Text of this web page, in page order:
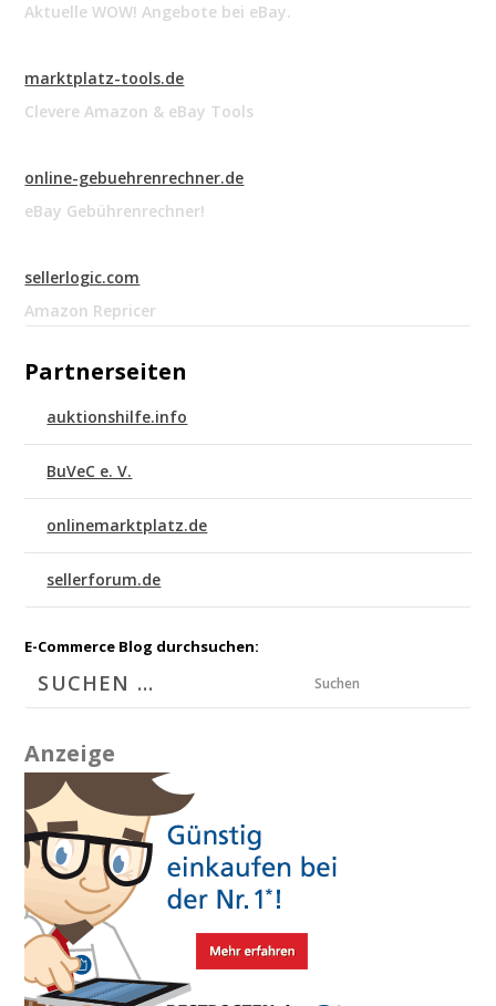
Aktuelle WOW! Angebote bei eBay.
marktplatz-tools.de
Clevere Amazon & eBay Tools
online-gebuehrenrechner.de
eBay Gebührenrechner!
sellerlogic.com
Amazon Repricer
Partnerseiten
auktionshilfe.info
BuVeC e. V.
onlinemarktplatz.de
sellerforum.de
E-Commerce Blog durchsuchen:
Suchen
Anzeige